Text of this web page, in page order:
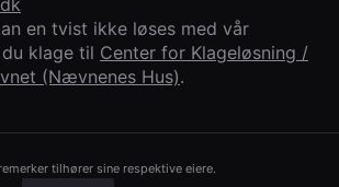
en tvist ikke løses med vår
klage til Center for Klageløsning /
(Nævnenes Hus).
tilhører sine respektive eiere.